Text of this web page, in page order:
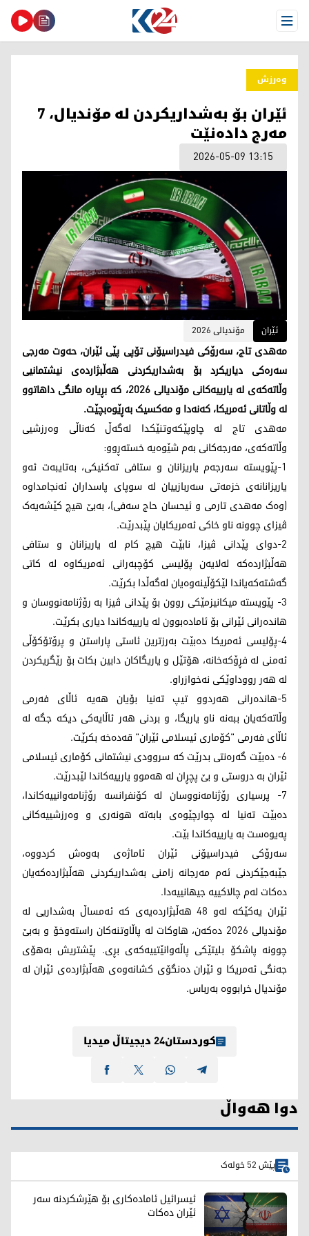
Open Menu
وەرزش
ئێران بۆ بەشداریکردن لە مۆندیال، 7
مەرج دادەنێت
2026-05-09 13:15
ئێران مۆندیالی 2026
مەهدی تاج، سەرۆکی فیدراسیۆنی تۆپی پێی ئێران، حەوت مەرجی
سەرەکی دیاریکرد بۆ بەشداریکردنی هەڵبژاردەی نیشتمانیی
وڵاتەکەی لە یارییەکانی مۆندیالی 2026، کە بڕیارە مانگی داهاتوو
لە وڵاتانی ئەمریکا، کەنەدا و مەکسیک بەڕێوەبچێت.
مەهدی تاج لە چاوپێکەوتنێکدا لەگەڵ کەناڵی وەرزشیی
وڵاتەکەی، مەرجەکانی بەم شێوەیە خستەڕوو:
1-پێویستە سەرجەم یاریزانان و ستافی تەکنیکی، بەتایبەت ئەو
یاریزانانەی خزمەتی سەربازییان لە سوپای پاسداران ئەنجامداوە
(وەک مەهدی تارمی و ئیحسان حاج سەفی)، بەبێ هیچ کێشەیەک
ڤیزای چوونە ناو خاکی ئەمریکایان پێبدرێت.
2-دوای پێدانی ڤیزا، نابێت هیچ کام لە یاریزانان و ستافی
هەڵبژاردەکە لەلایەن پۆلیسی کۆچبەرانی ئەمریکاوە لە کاتی
گەشتەکەیاندا لێکۆڵینەوەیان لەگەڵدا بکرێت.
3- پێویستە میکانیزمێکی روون بۆ پێدانی ڤیزا بە رۆژنامەنووسان و
هاندەرانی ئێرانی بۆ ئامادەبوون لە یارییەکاندا دیاری بکرێت.
4-پۆلیسی ئەمریکا دەبێت بەرزترین ئاستی پاراستن و پرۆتۆکۆڵی
ئەمنی لە فڕۆکەخانە، هۆتێل و یاریگاکان دابین بکات بۆ رێگریکردن
لە هەر رووداوێکی نەخوازراو.
5-هاندەرانی هەردوو تیپ تەنیا بۆیان هەیە ئاڵای فەرمی
وڵاتەکەیان ببەنە ناو یاریگا، و بردنی هەر ئاڵایەکی دیکە جگە لە
ئاڵای فەرمی "کۆماری ئیسلامی ئێران" قەدەخە بکرێت.
6- دەبێت گەرەنتی بدرێت کە سروودی نیشتمانی کۆماری ئیسلامی
ئێران بە دروستی و بێ پچڕان لە هەموو یارییەکاندا لێبدرێت.
7- پرسیاری رۆژنامەنووسان لە کۆنفرانسە رۆژنامەوانییەکاندا،
دەبێت تەنیا لە چوارچێوەی بابەتە هونەری و وەرزشییەکانی
پەیوەست بە یارییەکاندا بێت.
سەرۆکی فیدراسیۆنی ئێران ئاماژەی بەوەش کردووە،
جێبەجێکردنی ئەم مەرجانە زامنی بەشداریکردنی هەڵبژاردەکەیان
دەکات لەم چالاکییە جیهانییەدا.
ئێران یەکێکە لەو 48 هەڵبژاردەیەی کە ئەمساڵ بەشداریی لە
مۆندیالی 2026 دەکەن، هاوکات لە پاڵاوتنەکان راستەوخۆ و بەبێ
چوونە پاشکۆ بلیتێکی پاڵەوانێتییەکەی بڕی. پێشتریش بەهۆی
جەنگی ئەمریکا و ئێران دەنگۆی کشانەوەی هەڵبژاردەی ئێران لە
مۆندیال خرابووە بەرباس.
کوردستان24 دیجیتاڵ میدیا
دوا هەواڵ
پێش 52 خولەک
ئیسرائیل ئامادەکاری بۆ هێرشکردنە سەر
ئێران دەکات